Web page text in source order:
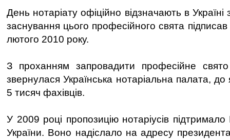
День нотаріату офіційно відзначають в
заснування цього професійного свята
лютого 2010 року.
З проханням запровадити професійне
звернулася Українська нотаріальна палата, до
5 тисяч фахівців.
У 2009 році пропозицію нотаріусів підтримало
України. Воно надіслало на адресу